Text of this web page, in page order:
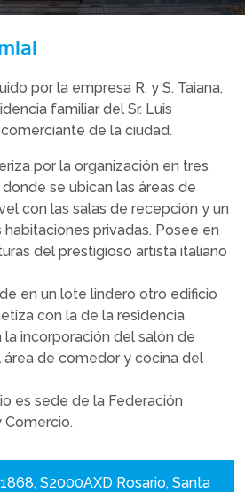
por la empresa R. y S. Taiana,
familiar del Sr. Luis
de la ciudad.
por la organización en tres
se ubican las áreas de
con las salas de recepción y un
privadas. Posee en
del prestigioso artista italiano
en un lote lindero otro edificio
con la de la residencia
la incorporación del salón de
de comedor y cocina del
es sede de la Federación
Comercio.
S2000AXD Rosario, Santa